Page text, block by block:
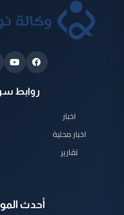
روابط
اخبار
اخبار محلية
تقارير
أحدث